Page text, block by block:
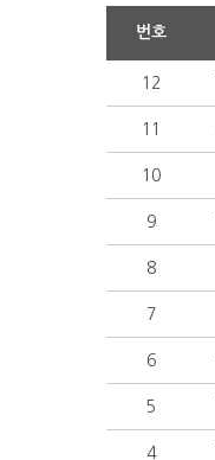
번호
12
11
10
9
8
7
6
5
4